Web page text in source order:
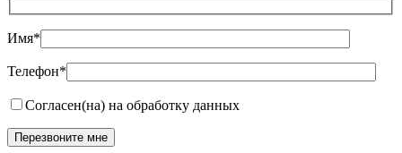
Имя*
Телефон*
Согласен(на) на обработку данных